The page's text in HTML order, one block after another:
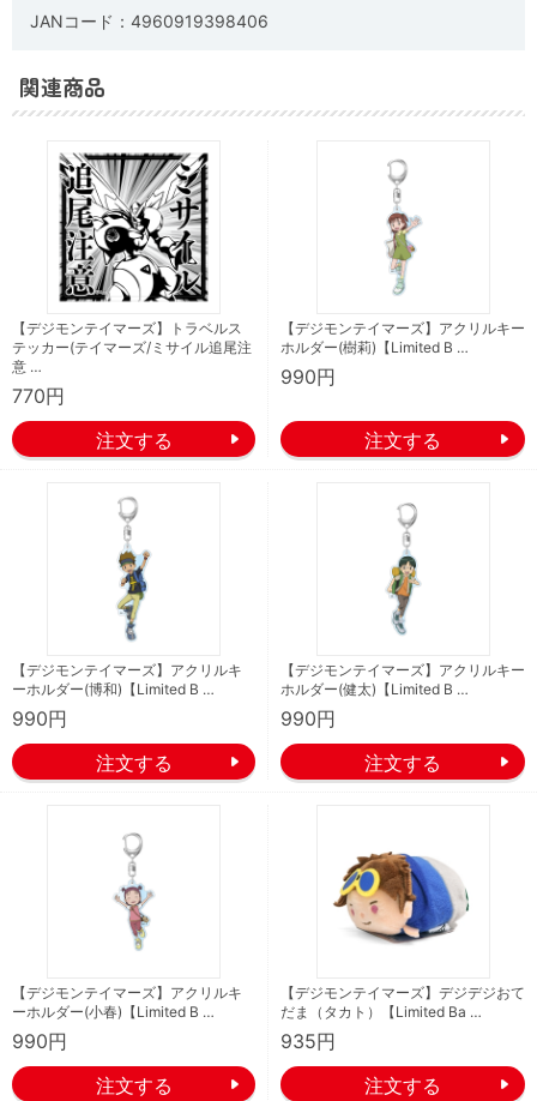
JANコード：4960919398406
関連商品
【デジモンテイマーズ】トラベルス
テッカー(テイマーズ/ミサイル追尾注
意 …
770円
【デジモンテイマーズ】アクリルキー
ホルダー(樹莉)【Limited B …
990円
【デジモンテイマーズ】アクリルキ
ーホルダー(博和)【Limited B …
990円
【デジモンテイマーズ】アクリルキー
ホルダー(健太)【Limited B …
990円
【デジモンテイマーズ】アクリルキ
ーホルダー(小春)【Limited B …
990円
【デジモンテイマーズ】デジデジおて
だま（タカト）【Limited Ba …
935円